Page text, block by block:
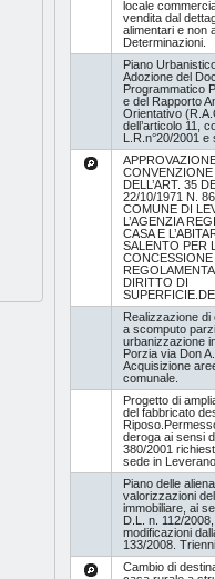
locale
vendita dal
alimentari e non
Determinazioni.
Piano
Adozione del
Programmatico
e del Rapporto
Orientativo
dell’articolo 11,
L.R.n°20/2001 e
CONVENZIONE
DELL’ART. 35
22/10/1971 N.
COMUNE DI
L’AGENZIA
CASA E
SALENTO PER
CONCESSIONE
DIRITTO DI
Realizzazione
a scomputo
urbanizzazione
Porzia via Don
Acquisizione
comunale.
Progetto di
del fabbricato
deroga ai sensi
380/2001
sede in
Piano delle
valorizzazioni
immobiliare, ai
D.L. n. 112/
modificazioni
133/2008.
Cambio di